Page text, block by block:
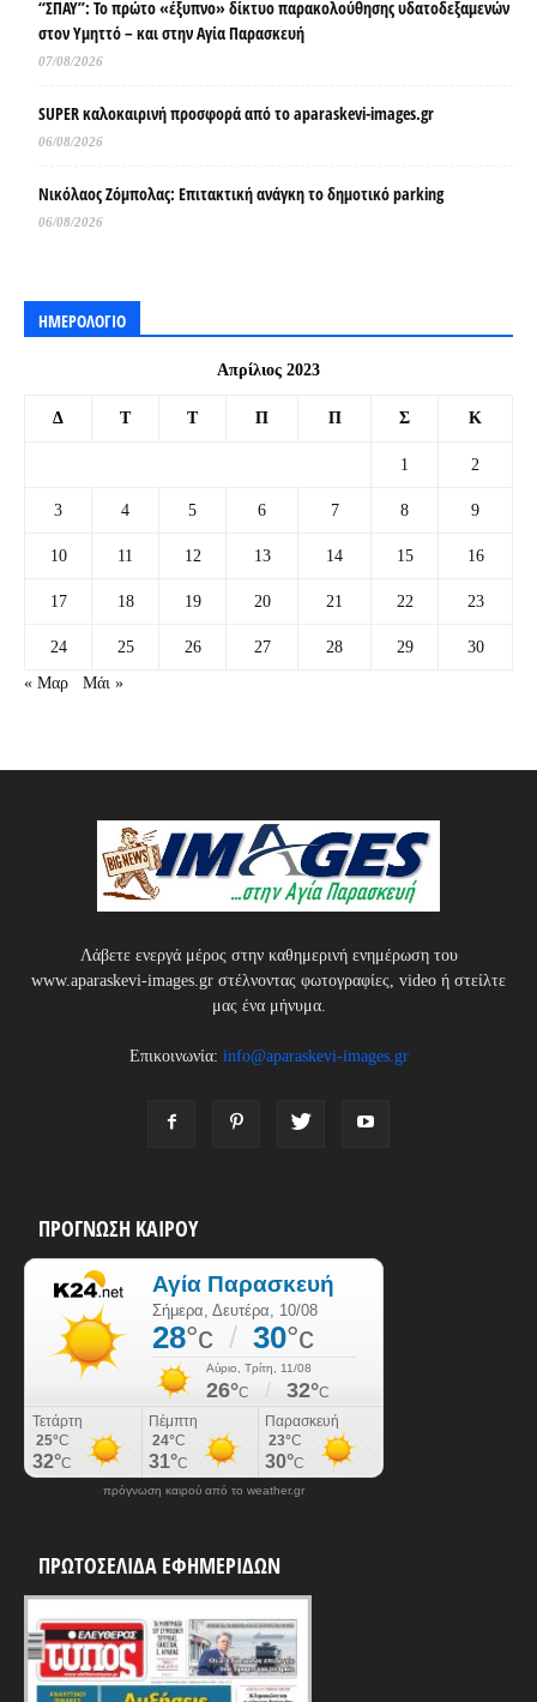
“ΣΠΑΥ”: Το πρώτο «έξυπνο» δίκτυο παρακολούθησης υδατοδεξαμενών
στον Υμηττό – και στην Αγία Παρασκευή
07/08/2026
SUPER καλοκαιρινή προσφορά από το aparaskevi-images.gr
06/08/2026
Νικόλαος Ζόμπολας: Επιτακτική ανάγκη το δημοτικό parking
06/08/2026
ΗΜΕΡΟΛΟΓΙΟ
Απρίλιος 2023
Δ Τ Τ Π Π Σ Κ
1 2
3 4 5 6 7 8 9
10 11 12 13 14 15 16
17 18 19 20 21 22 23
24 25 26 27 28 29
30
« Μαρ
Μάι »
Λάβετε ενεργά μέρος στην καθημερινή ενημέρωση του
www.aparaskevi-images.gr στέλνοντας φωτογραφίες, video ή στείλτε
μας ένα μήνυμα.
Επικοινωνία: info@aparaskevi-images.gr
ΠΡΟΓΝΩΣΗ ΚΑΙΡΟΥ
πρόγνωση καιρού από το weather.gr
ΠΡΩΤΟΣΕΛΙΔΑ ΕΦΗΜΕΡΙΔΩΝ